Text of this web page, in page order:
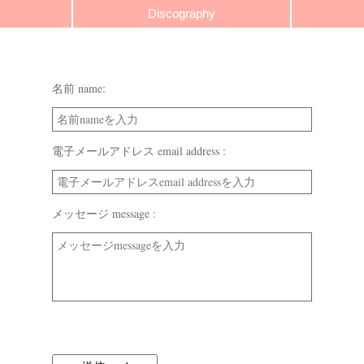
Discography
名前 name:
電子メールアドレス email address :
メッセージ message :